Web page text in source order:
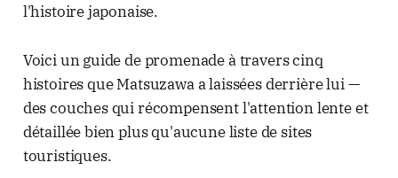
l'histoire japonaise.
Voici un guide de promenade à travers cinq
histoires que Matsuzawa a laissées derrière lui —
des couches qui récompensent l'attention lente et
détaillée bien plus qu'aucune liste de sites
touristiques.